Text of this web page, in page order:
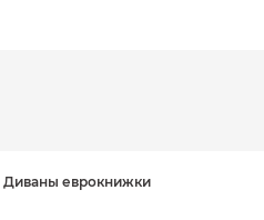
Диваны еврокнижки